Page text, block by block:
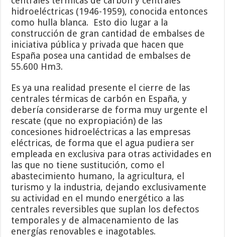
hidroeléctricas (1946-1959), conocida entonces
como hulla blanca. Esto dio lugar a la
construcción de gran cantidad de embalses de
iniciativa pública y privada que hacen que
España posea una cantidad de embalses de
55.600 Hm3.
Es ya una realidad presente el cierre de las
centrales térmicas de carbón en España, y
debería considerarse de forma muy urgente el
rescate (que no expropiación) de las
concesiones hidroeléctricas a las empresas
eléctricas, de forma que el agua pudiera ser
empleada en exclusiva para otras actividades en
las que no tiene sustitución, como el
abastecimiento humano, la agricultura, el
turismo y la industria, dejando exclusivamente
su actividad en el mundo energético a las
centrales reversibles que suplan los defectos
temporales y de almacenamiento de las
energías renovables e inagotables.